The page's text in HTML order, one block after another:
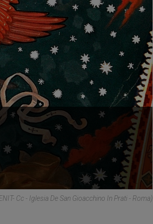
Cc - Iglesia De San Gioacchino In Prati - Roma)